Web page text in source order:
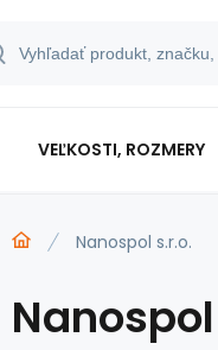
VEĽKOSTI, ROZMERY
Nanospol s.r.o.